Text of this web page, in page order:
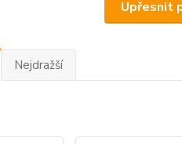
Upřesnit
Nejdražší